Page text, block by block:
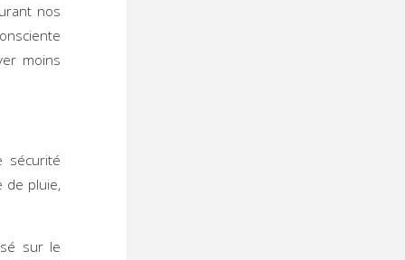
nos
moins
sécurité
de pluie,
sur le